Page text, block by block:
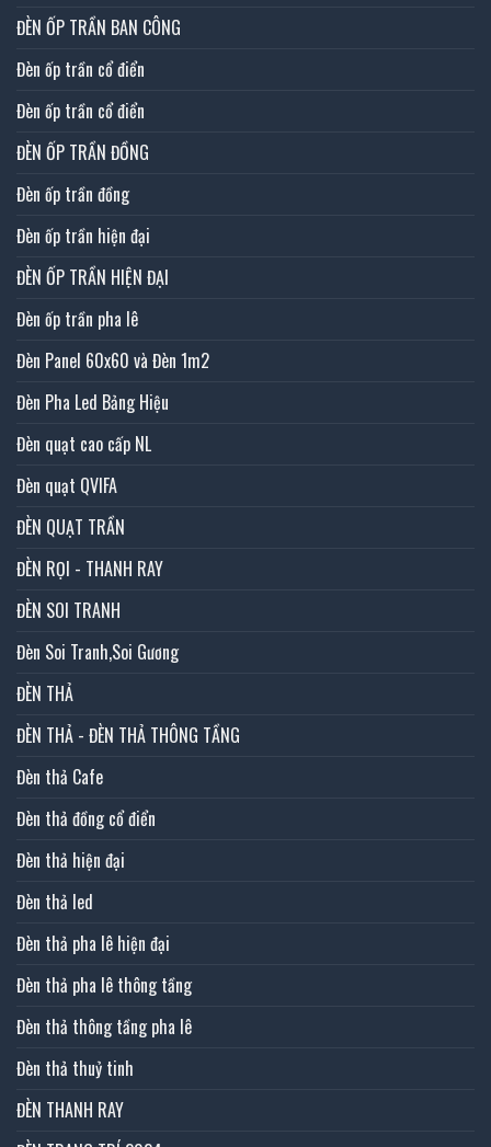
ĐÈN ỐP TRẦN BAN CÔNG
Đèn ốp trần cổ điển
Đèn ốp trần cổ điển
ĐÈN ỐP TRẦN ĐỒNG
Đèn ốp trần đồng
Đèn ốp trần hiện đại
ĐÈN ỐP TRẦN HIỆN ĐẠI
Đèn ốp trần pha lê
Đèn Panel 60x60 và Đèn 1m2
Đèn Pha Led Bảng Hiệu
Đèn quạt cao cấp NL
Đèn quạt QVIFA
ĐÈN QUẠT TRẦN
ĐÈN RỌI - THANH RAY
ĐÈN SOI TRANH
Đèn Soi Tranh,Soi Gương
ĐÈN THẢ
ĐÈN THẢ - ĐÈN THẢ THÔNG TẦNG
Đèn thả Cafe
Đèn thả đồng cổ điển
Đèn thả hiện đại
Đèn thả led
Đèn thả pha lê hiện đại
Đèn thả pha lê thông tầng
Đèn thả thông tầng pha lê
Đèn thả thuỷ tinh
ĐÈN THANH RAY